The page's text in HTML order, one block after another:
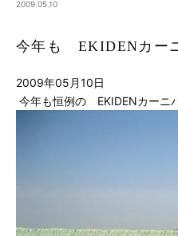
2009.05.10
今年も EKIDENカー
2009年05月10日
今年も恒例の EKIDENカーニ